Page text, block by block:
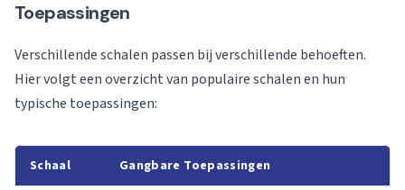
Toepassingen
Verschillende schalen passen bij verschillende behoeften.
Hier volgt een overzicht van populaire schalen en hun
typische toepassingen:
Schaal Gangbare Toepassingen